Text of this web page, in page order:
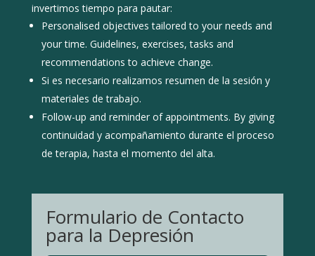
invertimos tiempo para pautar:
Personalised objectives tailored to your needs and
your time. Guidelines, exercises, tasks and
recommendations to achieve change.
Si es necesario realizamos resumen de la sesión y
materiales de trabajo.
Follow-up and reminder of appointments. By giving
continuidad y acompañamiento durante el proceso
de terapia, hasta el momento del alta.
Formulario de Contacto
para la Depresión